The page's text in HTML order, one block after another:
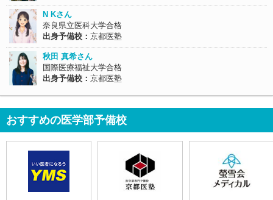
N Kさん
奈良県立医科大学合格
出身予備校： 京都医塾
秋田 真希さん
国際医療福祉大学合格
出身予備校： 京都医塾
おすすめの医学部予備校